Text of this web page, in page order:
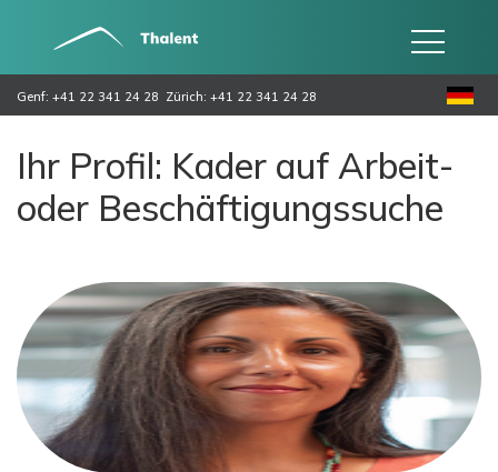
Genf: +41 22 341 24 28 Zürich: +41 22 341 24 28
Ihr Profil: Kader auf Arbeit-
oder Beschäftigungssuche